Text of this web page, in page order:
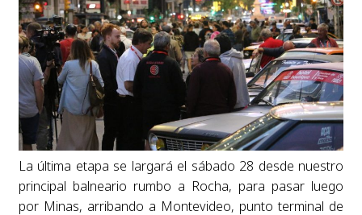
La última etapa se largará el sábado 28 desde nuestro
principal balneario rumbo a Rocha, para pasar luego
por Minas, arribando a Montevideo, punto terminal de